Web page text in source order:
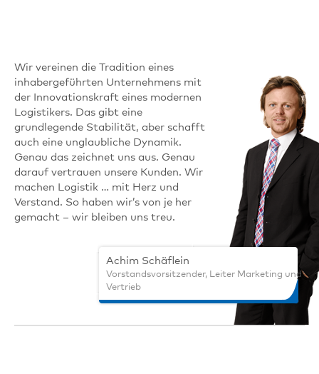
Wir vereinen die Tradition eines
inhabergeführten Unternehmens mit
der Innovationskraft eines modernen
Logistikers. Das gibt eine
grundlegende Stabilität, aber schafft
auch eine unglaubliche Dynamik.
Genau das zeichnet uns aus. Genau
darauf vertrauen unsere Kunden. Wir
machen Logistik … mit Herz und
Verstand. So haben wir’s von je her
gemacht – wir bleiben uns treu.
Achim Schäflein
Vorstandsvorsitzender, Leiter Marketing und
Vertrieb